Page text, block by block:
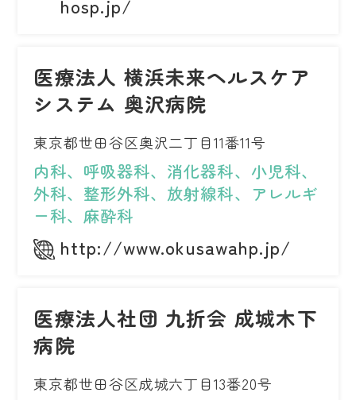
hosp.jp/
医療法人 横浜未来ヘルスケア
システム 奥沢病院
東京都世田谷区奥沢二丁目11番11号
内科、呼吸器科、消化器科、小児科、
外科、整形外科、放射線科、アレルギ
ー科、麻酔科
http://www.okusawahp.jp/
医療法人社団 九折会 成城木下
病院
東京都世田谷区成城六丁目13番20号